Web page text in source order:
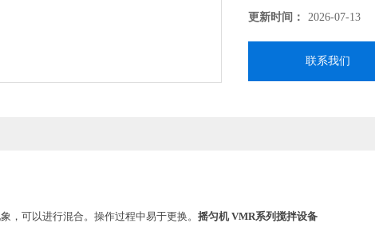
更新时间：
2026-07-13
联系我们
，可以进行混合。操作过程中易于更换。 摇匀机 VMR系列搅拌设备